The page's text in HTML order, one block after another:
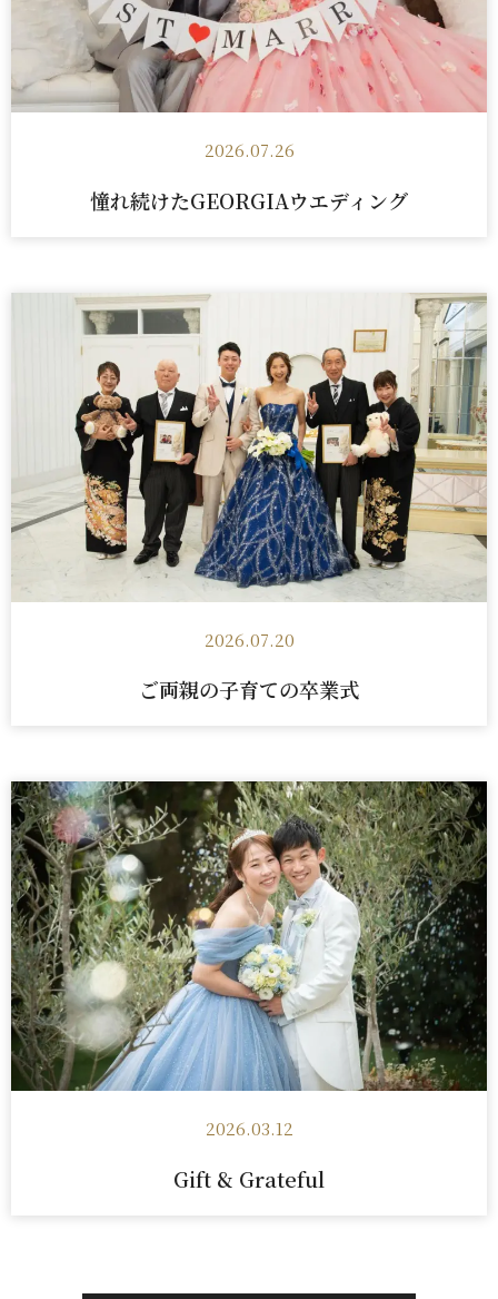
2026.07.26
憧れ続けたGEORGIAウエディング
2026.07.20
ご両親の子育ての卒業式
2026.03.12
Gift & Grateful